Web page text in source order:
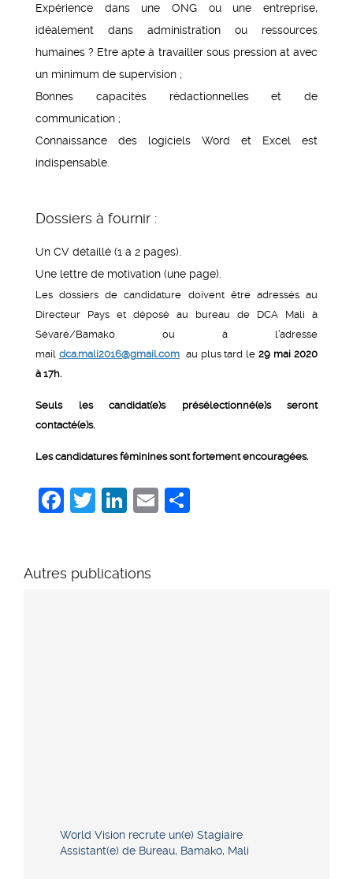
Expérience dans une ONG ou une entreprise,
idéalement dans administration ou ressources
humaines ? Etre apte à travailler sous pression at avec
un minimum de supervision ;
Bonnes capacités rédactionnelles et de
communication ;
Connaissance des logiciels Word et Excel est
indispensable.
Dossiers à fournir :
Un CV détaillé (1 à 2 pages).
Une lettre de motivation (une page).
Les dossiers de candidature doivent être adressés au
Directeur Pays et déposé au bureau de DCA Mali à
Sévaré/Bamako ou à l’adresse
mail dca.mali2016@gmail.comau plus tard le29 mai 2020
à 17h.
Seuls les candidat(e)s présélectionné(e)s seront
contacté(e)s.
Les candidatures féminines sont fortement encouragées.
Facebook
Twitter
LinkedIn
Email
Autres publications
World Vision recrute un(e) Stagiaire
Assistant(e) de Bureau, Bamako, Mali